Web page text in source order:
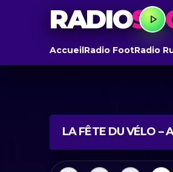
RADIO
AccueilRadio FootRadio
LA FÊTE DU VÉLO –